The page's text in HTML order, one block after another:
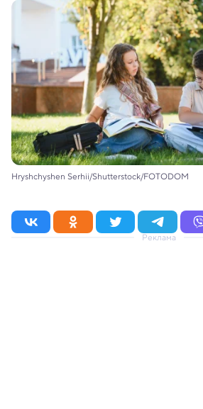
Hryshchyshen Serhii/Shutterstock/FOTODOM
Реклама